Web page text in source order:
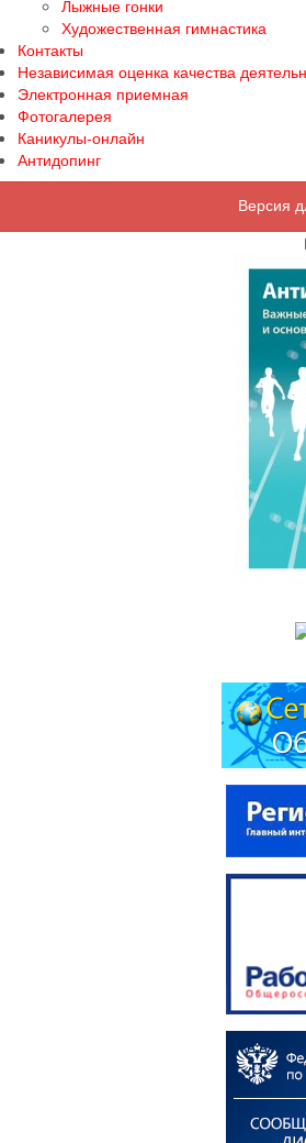
Лыжные гонки
Художественная гимнастика
Контакты
Независимая оценка качества
Электронная приемная
Фотогалерея
Каникулы-онлайн
Антидопинг
Версия